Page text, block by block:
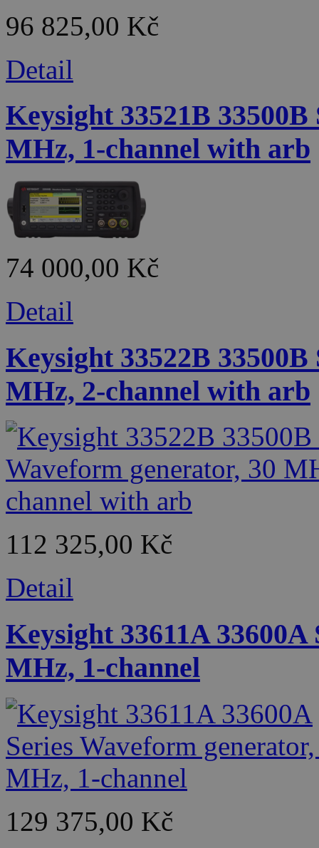
96 825,00 Kč
Detail
Keysight 33521B
MHz, 1-channel with arb
74 000,00 Kč
Detail
Keysight 33522B
MHz, 2-channel with arb
112 325,00 Kč
Detail
Keysight 33611A
MHz, 1-channel
129 375,00 Kč